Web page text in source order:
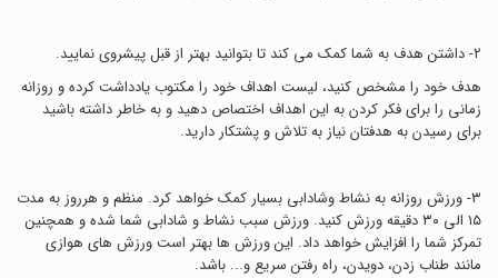
٢- داشتن هدف به شما کمک می کند تا بتوانید بهتر از قبل پیشروی نمایید.
هدف خود را مشخص کنید، لیست اهداف خود را مکتوب یادداشت کرده و روزانه
زمانی را برای فکر کردن به این اهداف اختصاص دهید و به خاطر داشته باشید
برای رسیدن به هدفتان نیاز به تلاش و پشتکار دارید.
۳- ورزش روزانه به نشاط وشادابی بسیار کمک خواهد کرد. منظم و هرروز به مدت
١٥ الی ٣٠ دقيقه ورزش کنید. ورزش سبب نشاط و شادابی شما شده و همچنین
تمرکز شما را افزایش خواهد داد. این ورزش ها بهتر است ورزش های هوازی
مانند طناب زدن، دویدن، راه رفتن سریع و... باشد.